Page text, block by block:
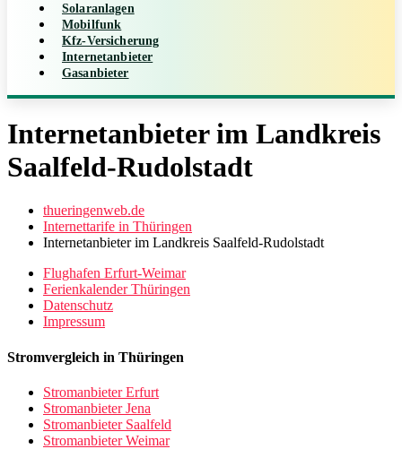
Solaranlagen
Mobilfunk
Kfz-Versicherung
Internetanbieter
Gasanbieter
Internetanbieter im Landkreis
Saalfeld-Rudolstadt
thueringenweb.de
Internettarife in Thüringen
Internetanbieter im Landkreis Saalfeld-Rudolstadt
Flughafen Erfurt-Weimar
Ferienkalender Thüringen
Datenschutz
Impressum
Stromvergleich in Thüringen
Stromanbieter Erfurt
Stromanbieter Jena
Stromanbieter Saalfeld
Stromanbieter Weimar